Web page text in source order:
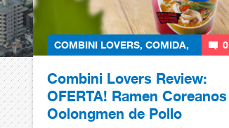
COMBINI LOVERS, COMIDA,
0
Combini Lovers Review:
OFERTA! Ramen Coreanos
Oolongmen de Pollo